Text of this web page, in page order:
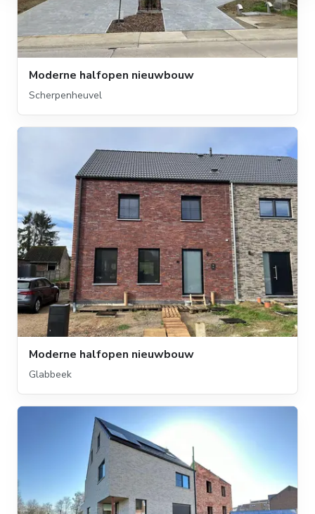
Moderne halfopen nieuwbouw
Scherpenheuvel
Moderne halfopen nieuwbouw
Glabbeek